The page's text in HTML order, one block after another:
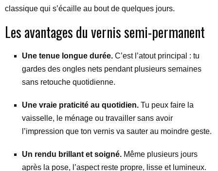
classique qui s’écaille au bout de quelques jours.
Les avantages du vernis semi-permanent
Une tenue longue durée. C’est l’atout principal : tu
gardes des ongles nets pendant plusieurs semaines
sans retouche quotidienne.
Une vraie praticité au quotidien. Tu peux faire la
vaisselle, le ménage ou travailler sans avoir
l’impression que ton vernis va sauter au moindre geste.
Un rendu brillant et soigné. Même plusieurs jours
après la pose, l’aspect reste propre, lisse et lumineux.